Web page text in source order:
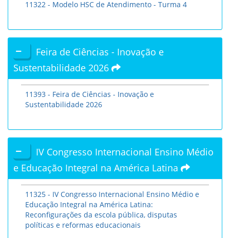
11322 - Modelo HSC de Atendimento - Turma 4
Feira de Ciências - Inovação e
Sustentabilidade 2026
11393 - Feira de Ciências - Inovação e
Sustentabilidade 2026
IV Congresso Internacional Ensino Médio
e Educação Integral na América Latina
11325 - IV Congresso Internacional Ensino Médio e
Educação Integral na América Latina:
Reconfigurações da escola pública, disputas
políticas e reformas educacionais